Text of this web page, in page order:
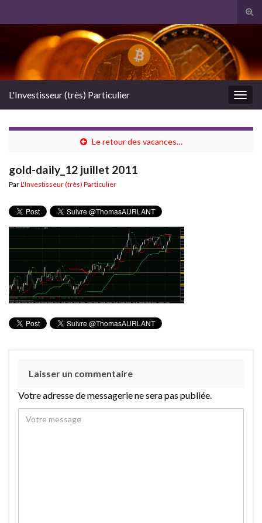
Search for:
L'Investisseur (très) Particulier
Le retour des vacances…
gold-daily_12 juillet 2011
ParL'Investisseur (très) Particulier
Laisser un commentaire
Votre adresse de messagerie ne sera pas publiée.